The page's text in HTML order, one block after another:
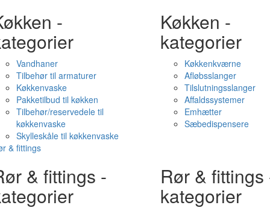
-
Vandhaner
Tilbehør til armaturer
Køkkenvaske
Pakketilbud til køkken
Tilbehør/reservedele til
køkkenvaske
Skylleskåle til køkkenvaske
Køkken -
kategorier
Køkkenkværne
Afløbsslanger
Tilslutningsslanger
Affaldssystemer
Emhætter
Sæbedispensere
& fittings
& fittings - Rør & fittings
kategorier